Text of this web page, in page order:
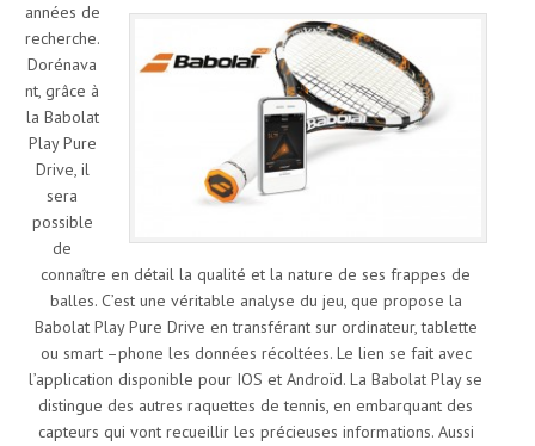
années de
recherche.
Dorénava
nt, grâce à
la Babolat
Play Pure
Drive, il
sera
possible
de
connaître en détail la qualité et la nature de ses frappes de
balles. C’est une véritable analyse du jeu, que propose la
Babolat Play Pure Drive en transférant sur ordinateur, tablette
ou smart –phone les données récoltées. Le lien se fait avec
l’application disponible pour IOS et Androïd. La Babolat Play se
distingue des autres raquettes de tennis, en embarquant des
capteurs qui vont recueillir les précieuses informations. Aussi